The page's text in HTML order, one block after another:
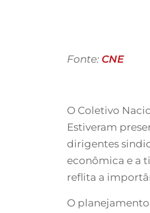
Fonte: CNE
O Coletivo
Estiveram
dirigentes
econômica e a
reflita a
O planejamento